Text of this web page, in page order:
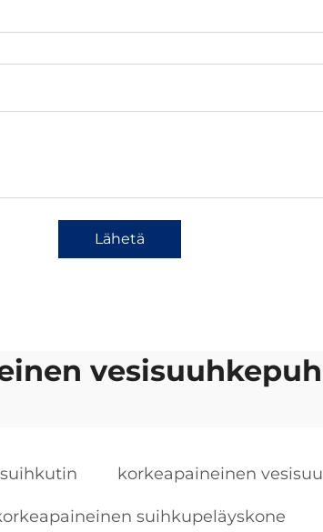
Lähetä
korkeapaineinen
suihkupeläyskone